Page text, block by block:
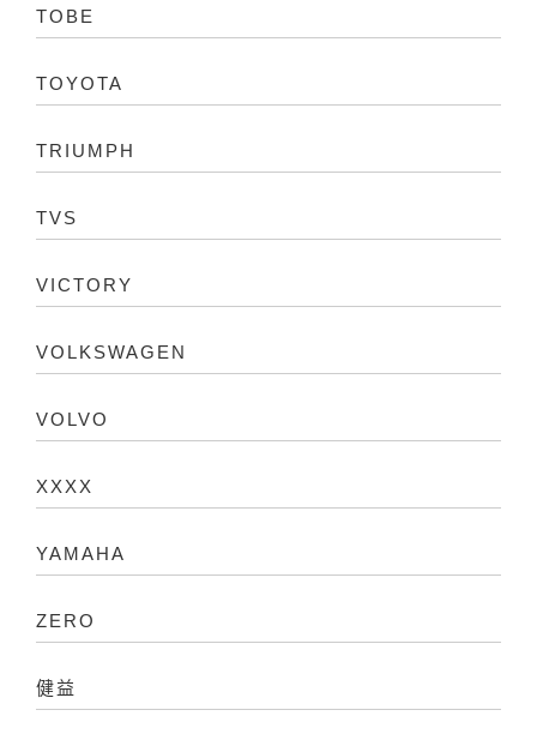
TOBE
TOYOTA
TRIUMPH
TVS
VICTORY
VOLKSWAGEN
VOLVO
XXXX
YAMAHA
ZERO
健益